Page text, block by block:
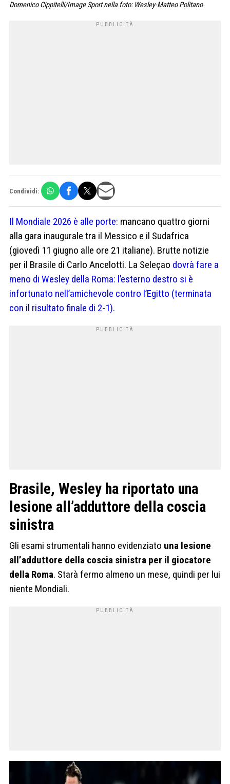
Domenico Cippitelli/Image Sport nella foto: Wesley-Matteo Politano
Condividi:
Il Mondiale 2026 è alle porte: mancano quattro giorni
alla gara inaugurale tra il Messico e il Sudafrica
(giovedì 11 giugno alle ore 21 italiane). Brutte notizie
per il Brasile di Carlo Ancelotti. La Seleçao dovrà fare a
meno di Wesley della Roma: l’esterno destro si è
infortunato nell’amichevole contro l’Egitto (terminata
con il risultato finale di 2-1).
Brasile, Wesley ha riportato una
lesione all’adduttore della coscia
sinistra
Gli esami strumentali hanno evidenziato una lesione
all’adduttore della coscia sinistra per il giocatore
della Roma. Starà fermo almeno un mese, quindi per lui
niente Mondiali.